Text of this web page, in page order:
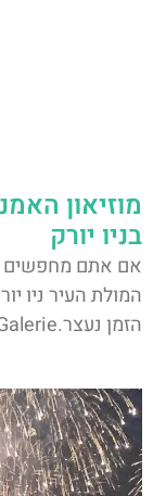
בניו יורק
אם אתם מחפשים
המולת העיר ניו
הזמן נעצר.Neue Galerie